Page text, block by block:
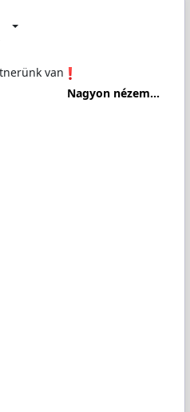
van
Nagyon nézem...